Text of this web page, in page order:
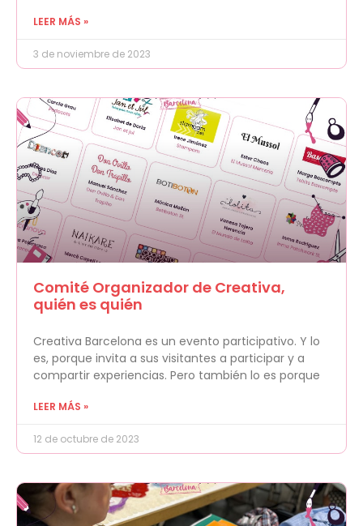
LEER MÁS »
3 de noviembre de 2023
Comité Organizador de Creativa,
quién es quién
Creativa Barcelona es un evento participativo. Y lo
es, porque invita a sus visitantes a participar y a
compartir experiencias. Pero también lo es porque
LEER MÁS »
12 de octubre de 2023